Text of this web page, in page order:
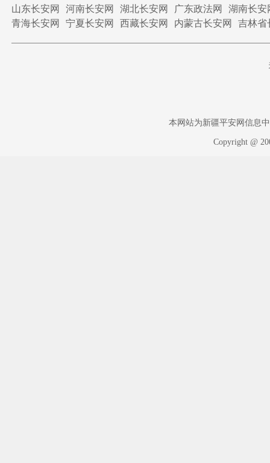
山东长安网
河南长安网 湖北长安网 广东政法网
湖南长安
青海长安网
宁夏长安网 西藏长安网 内蒙古长安网 吉林省
本网站为新疆平安网信息
Copyright @